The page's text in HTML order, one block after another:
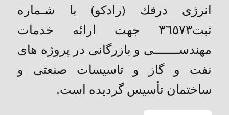
انرژی درفك (رادکو) با شـماره
ثبت٣٦٥٧٣ جهت ارائه خدمات
مهندســـــــی و بازرگانی در پروژه های
نفت و گاز و تاسیسات صنعتی و
ساختمان تأسیس گردیده است.